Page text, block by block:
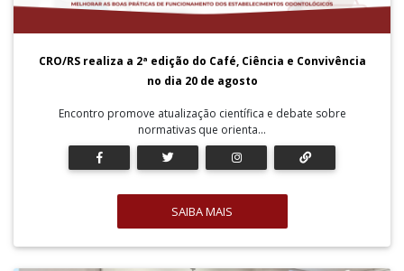
CRO/RS realiza a 2ª edição do Café, Ciência e Convivência
no dia 20 de agosto
Encontro promove atualização científica e debate sobre
normativas que orienta...
SAIBA MAIS